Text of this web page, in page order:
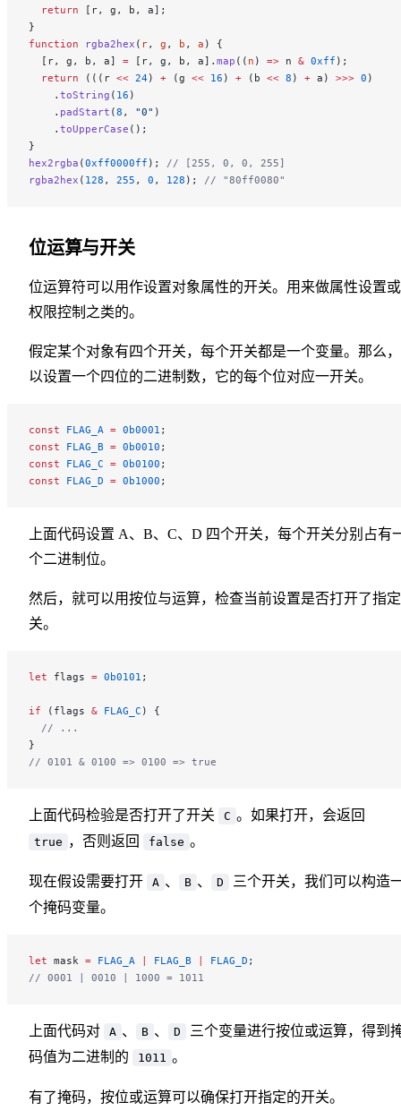
  return
[r, g, b, a];
}
function rgba2hex ( r, g , b , a ) {
  [r, g, b, a]
= [r, g, b, a]. map (( n ) => n & 0xff );
  return
(((r << 24) + (g << 16 ) + (b << 8 ) + a) >>> 0 )
    .
toString ( 16 )
    .
padStart (8 , "0" )
    .
toUpperCase ();
}
hex2rgba (0xff0000ff ); // [255, 0, 0, 255]
rgba2hex ( 128 , 255 , 0 , 128 ); // "80ff0080"
位运算与开关
位运算符可以用作设置对象属性的开关。用来做属性设置
权限控制之类的。
假定某个对象有四个开关，每个开关都是一个变量。那么
以设置一个四位的二进制数，它的每个位对应一开关。
const FLAG_A = 0b0001 ;
const FLAG_B = 0b0010 ;
const FLAG_C = 0b0100 ;
const FLAG_D = 0b1000 ;
上面代码设置 A、B、C、D 四个开关，每个开关分别占有
个二进制位。
然后，就可以用按位与运算，检查当前设置是否打开了指
关。
let flags = 0b0101 ;
if (flags & FLAG_C ) {
  // ...
}
// 0101 & 0100 => 0100 => true
上面代码检验是否打开了开关 C 。如果打开，会返回
true ，否则返回 false 。
现在假设需要打开 A 、 B 、 D
三个开关，我们可以构造
个掩码变量。
let mask = FLAG_A | FLAG_B | FLAG_D ;
// 0001 | 0010 | 1000 = 1011
上面代码对 A 、 B 、 D
三个变量进行按位或运算，得到
码值为二进制的
1011 。
有了掩码，按位或运算可以确保打开指定的开关。